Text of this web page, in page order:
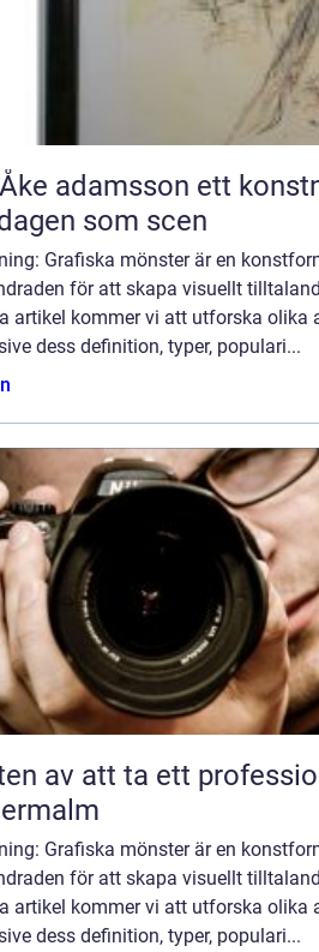
ett konstnärskap med
som scen
Grafiska mönster är en
för att skapa visuellt
artikel kommer vi att utforska olika
dess definition, typer, populari...
av att ta ett
Grafiska mönster är en
för att skapa visuellt
artikel kommer vi att utforska olika
dess definition, typer, populari...